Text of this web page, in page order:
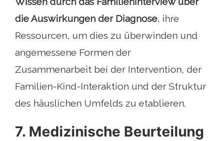
die Auswirkungen der Diagnose, ihre
Ressourcen, um dies zu überwinden und
angemessene Formen der
Zusammenarbeit bei der Intervention, der
Familien-Kind-Interaktion und der Struktur
des häuslichen Umfelds zu etablieren.
7. Medizinische Beurteilung